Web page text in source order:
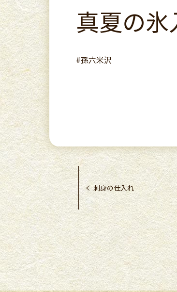
真夏の
#孫六米沢
刺身の仕入れ